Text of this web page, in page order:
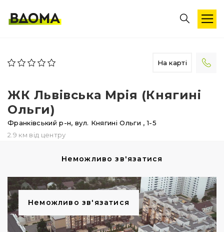
На карті
ЖК Львівська Мрія (Княгині
Ольги)
Франківський р-н, вул. Княгині Ольги , 1-5
2.9 км від центру
Неможливо зв'язатися
Неможливо зв'язатися